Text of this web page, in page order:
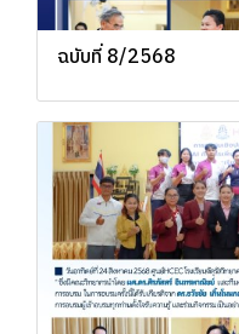
ฉบับที่ 8/2568